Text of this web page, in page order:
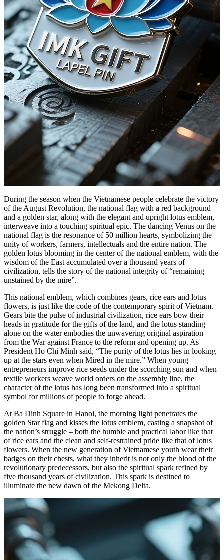
During the season when the Vietnamese people celebrate the victory
of the August Revolution, the national flag with a red background
and a golden star, along with the elegant and upright lotus emblem,
interweave into a touching spiritual epic. The dancing Venus on the
national flag is the resonance of 50 million hearts, symbolizing the
unity of workers, farmers, intellectuals and the entire nation. The
golden lotus blooming in the center of the national emblem, with the
wisdom of the East accumulated over a thousand years of
civilization, tells the story of the national integrity of “remaining
unstained by the mire”.
This national emblem, which combines gears, rice ears and lotus
flowers, is just like the code of the contemporary spirit of Vietnam.
Gears bite the pulse of industrial civilization, rice ears bow their
heads in gratitude for the gifts of the land, and the lotus standing
alone on the water embodies the unwavering original aspiration
from the War against France to the reform and opening up. As
President Ho Chi Minh said, “The purity of the lotus lies in looking
up at the stars even when Mired in the mire.” When young
entrepreneurs improve rice seeds under the scorching sun and when
textile workers weave world orders on the assembly line, the
character of the lotus has long been transformed into a spiritual
symbol for millions of people to forge ahead.
At Ba Dinh Square in Hanoi, the morning light penetrates the
golden Star flag and kisses the lotus emblem, casting a snapshot of
the nation’s struggle – both the humble and practical labor like that
of rice ears and the clean and self-restrained pride like that of lotus
flowers. When the new generation of Vietnamese youth wear their
badges on their chests, what they inherit is not only the blood of the
revolutionary predecessors, but also the spiritual spark refined by
five thousand years of civilization. This spark is destined to
illuminate the new dawn of the Mekong Delta.